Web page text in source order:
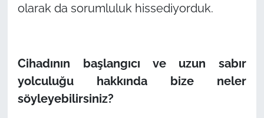
olarak da sorumluluk hissediyorduk.
Cihadının başlangıcı ve uzun sabır
yolculuğu hakkında bize neler
söyleyebilirsiniz?